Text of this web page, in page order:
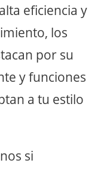
eficiencia y
los
por su
y funciones
a tu estilo
si